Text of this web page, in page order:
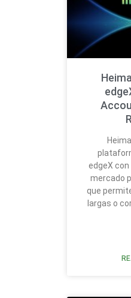
edgeX con
mercado
que
largas o